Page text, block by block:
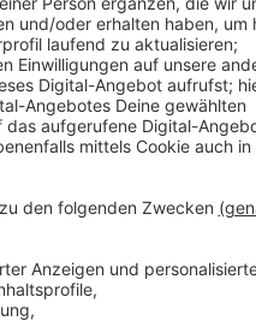
31.07.2025 06:26